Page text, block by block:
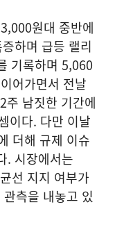
원대 중반에
하며 급등 랠리
기록하며 5,060
어가면서 전날
주 남짓한 기간에
이다. 다만 이날
더해 규제 이슈
. 시장에서는
선 지지 여부가
측을 내놓고 있